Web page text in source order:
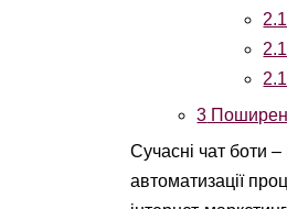
3
Сучасні чат боти
автоматизації